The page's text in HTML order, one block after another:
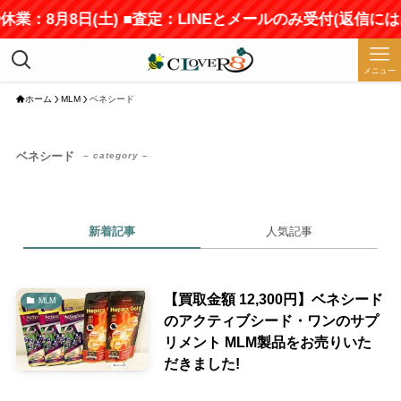
業：8月8日(土) ■査定：LINEとメールのみ受付(返信に
メニュー
ホーム MLM ベネシード
ベネシード – category –
新着記事 人気記事
MLM
【買取金額 12,300円】ベネシード
のアクティブシード・ワンのサプ
リメント MLM製品をお売りいた
だきました!